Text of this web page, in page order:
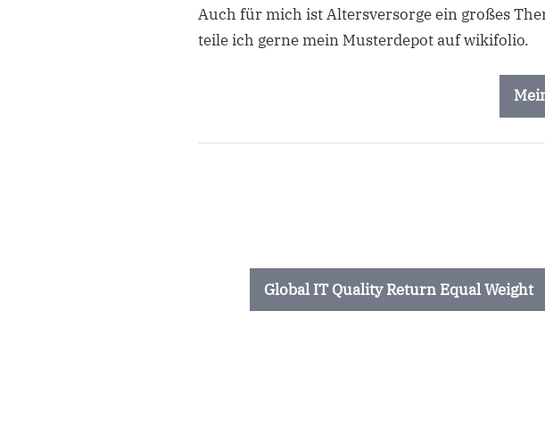
Auch für mich ist Altersversorge ein großes
teile ich gerne mein Musterdepot auf wikifolio.
Global IT Quality Return Equal Weight